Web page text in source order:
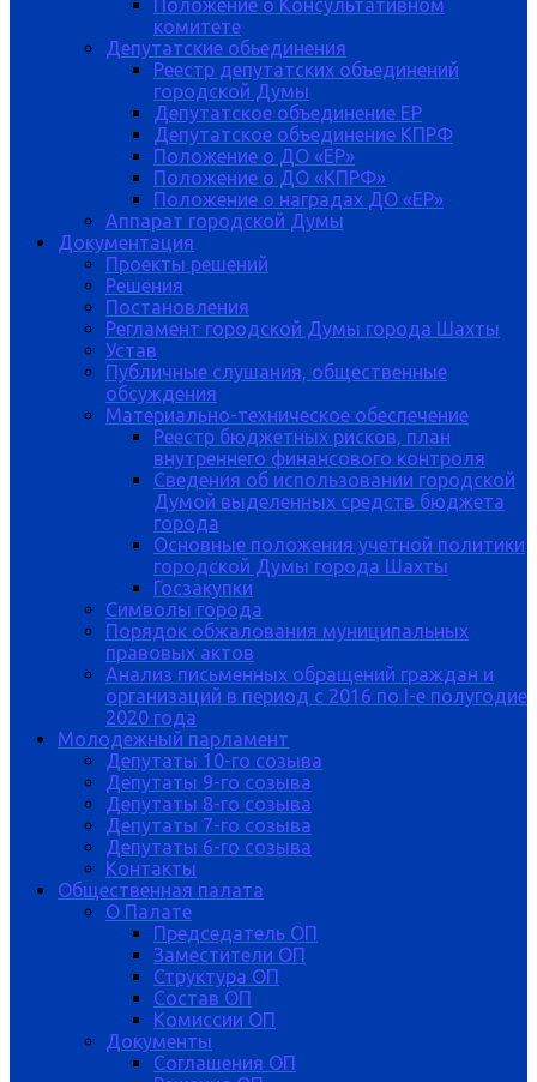
Положение о Консультативном
комитете
Депутатские обьединения
Реестр депутатских объединений
городской Думы
Депутатское объединение ЕР
Депутатское объединение КПРФ
Положение о ДО «ЕР»
Положение о ДО «КПРФ»
Положение о наградах ДО «ЕР»
Аппарат городской Думы
Документация
Проекты решений
Решения
Постановления
Регламент городской Думы города Шахты
Устав
Публичные слушания, общественные
обсуждения
Материально-техническое обеспечение
Реестр бюджетных рисков, план
внутреннего финансового контроля
Сведения об использовании городской
Думой выделенных средств бюджета
города
Основные положения учетной политики
городской Думы города Шахты
Госзакупки
Символы города
Порядок обжалования муниципальных
правовых актов
Анализ письменных обращений граждан и
организаций в период с 2016 по I-е полугодие
2020 года
Молодежный парламент
Депутаты 10-го созыва
Депутаты 9-го созыва
Депутаты 8-го созыва
Депутаты 7-го созыва
Депутаты 6-го созыва
Контакты
Общественная палата
О Палате
Председатель ОП
Заместители ОП
Структура ОП
Состав ОП
Комиссии ОП
Документы
Соглашения ОП